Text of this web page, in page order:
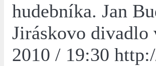
hudebníka. Jan
Jiráskovo divadlo
2010 / 19:30